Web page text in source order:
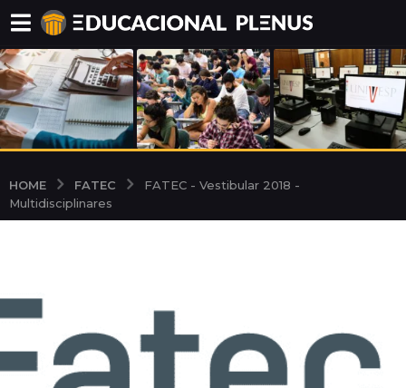
HOME FATEC
FATEC - Vestibular 2018 -
Multidisciplinares